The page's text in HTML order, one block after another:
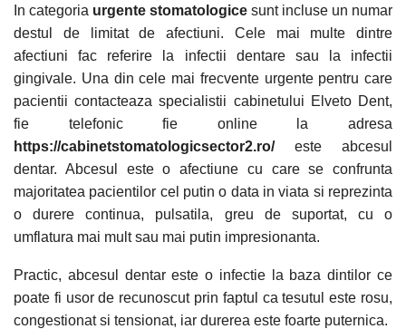
In categoria urgente stomatologice sunt incluse un numar
destul de limitat de afectiuni. Cele mai multe dintre
afectiuni fac referire la infectii dentare sau la infectii
gingivale. Una din cele mai frecvente urgente pentru care
pacientii contacteaza specialistii cabinetului Elveto Dent,
fie telefonic fie online la adresa
https://cabinetstomatologicsector2.ro/este abcesul
dentar. Abcesul este o afectiune cu care se confrunta
majoritatea pacientilor cel putin o data in viata si reprezinta
o durere continua, pulsatila, greu de suportat, cu o
umflatura mai mult sau mai putin impresionanta.
Practic, abcesul dentar este o infectie la baza dintilor ce
poate fi usor de recunoscut prin faptul ca tesutul este rosu,
congestionat si tensionat, iar durerea este foarte puternica.